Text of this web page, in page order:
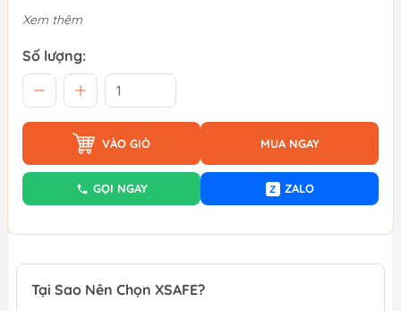
Xem thêm
Số lượng:
VÀO GIỎ MUA NGAY
GỌI NGAY Z ZALO
Tại Sao Nên Chọn XSAFE?